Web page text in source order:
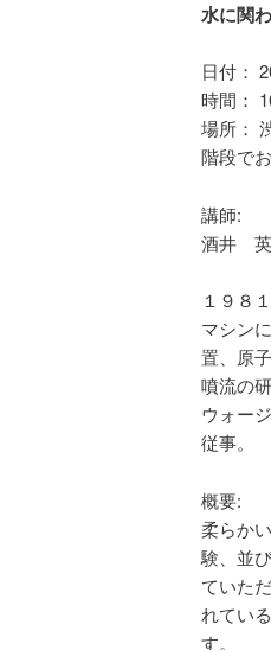
水に関
日付：
時間：
場所：
階段で
講師:
酒井 英
１９８
マシン
置、原
噴流の
ウォー
従事。
概要:
柔らか
験、 並
ていた
れてい
す。